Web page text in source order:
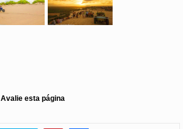
Avalie esta página